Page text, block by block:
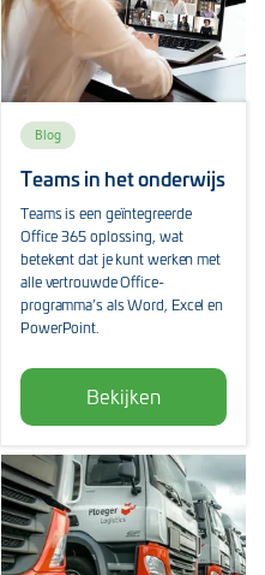
Blog
Teams in het onderwijs
Teams is een geïntegreerde
Office 365 oplossing, wat
betekent dat je kunt werken met
alle vertrouwde Office-
programma’s als Word, Excel en
PowerPoint.
Bekijken